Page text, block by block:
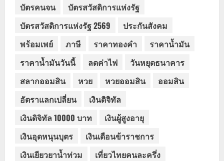
บัตรคนจน
บัตรสวัสดิการแห่งรัฐ
บัตรสวัสดิการแห่งรัฐ 2569
ประกันสังคม
พร้อมเพย์
ภาษี ราคาทองคำ
ราคาน้ำมัน
ราคาน้ำมันวันนี้
ลดค่าไฟ
วันหยุดธนาคาร
สลากออมสิน
หวย หวยออมสิน
ออมสิน
อัตราแลกเปลี่ยน
เงินดิจิทัล
เงินดิจิทัล 10000 บาท
เงินผู้สูงอายุ
เงินอุดหนุนบุตร
เงินเดือนข้าราชการ
เงินเยียวยาน้ำท่วม
เที่ยวไทยคนละครึ่ง